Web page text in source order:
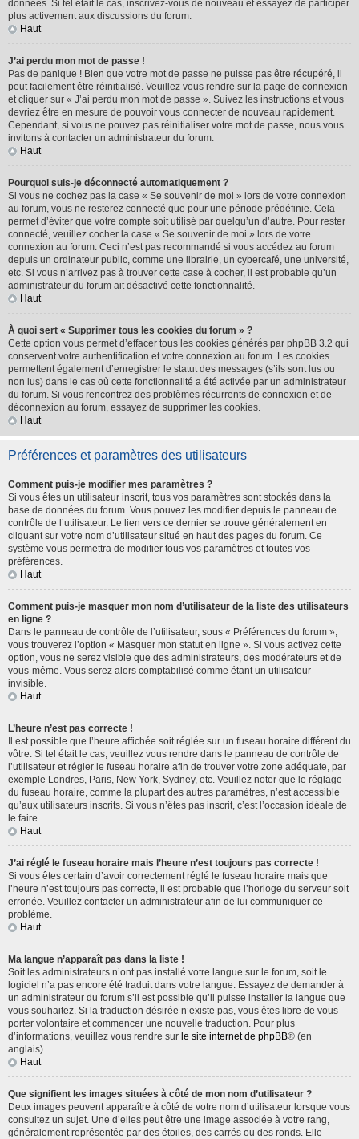
données. Si tel était le cas, inscrivez-vous de nouveau et essayez de participer
plus activement aux discussions du forum.
Haut
J’ai perdu mon mot de passe !
Pas de panique ! Bien que votre mot de passe ne puisse pas être récupéré, il
peut facilement être réinitialisé. Veuillez vous rendre sur la page de connexion
et cliquer sur « J’ai perdu mon mot de passe ». Suivez les instructions et vous
devriez être en mesure de pouvoir vous connecter de nouveau rapidement.
Cependant, si vous ne pouvez pas réinitialiser votre mot de passe, nous vous
invitons à contacter un administrateur du forum.
Haut
Pourquoi suis-je déconnecté automatiquement ?
Si vous ne cochez pas la case « Se souvenir de moi » lors de votre connexion
au forum, vous ne resterez connecté que pour une période prédéfinie. Cela
permet d’éviter que votre compte soit utilisé par quelqu’un d’autre. Pour rester
connecté, veuillez cocher la case « Se souvenir de moi » lors de votre
connexion au forum. Ceci n’est pas recommandé si vous accédez au forum
depuis un ordinateur public, comme une librairie, un cybercafé, une université,
etc. Si vous n’arrivez pas à trouver cette case à cocher, il est probable qu’un
administrateur du forum ait désactivé cette fonctionnalité.
Haut
À quoi sert « Supprimer tous les cookies du forum » ?
Cette option vous permet d’effacer tous les cookies générés par phpBB 3.2 qui
conservent votre authentification et votre connexion au forum. Les cookies
permettent également d’enregistrer le statut des messages (s’ils sont lus ou
non lus) dans le cas où cette fonctionnalité a été activée par un administrateur
du forum. Si vous rencontrez des problèmes récurrents de connexion et de
déconnexion au forum, essayez de supprimer les cookies.
Haut
Préférences et paramètres des utilisateurs
Comment puis-je modifier mes paramètres ?
Si vous êtes un utilisateur inscrit, tous vos paramètres sont stockés dans la
base de données du forum. Vous pouvez les modifier depuis le panneau de
contrôle de l’utilisateur. Le lien vers ce dernier se trouve généralement en
cliquant sur votre nom d’utilisateur situé en haut des pages du forum. Ce
système vous permettra de modifier tous vos paramètres et toutes vos
préférences.
Haut
Comment puis-je masquer mon nom d’utilisateur de la liste des utilisateurs
en ligne ?
Dans le panneau de contrôle de l’utilisateur, sous « Préférences du forum »,
vous trouverez l’option « Masquer mon statut en ligne ». Si vous activez cette
option, vous ne serez visible que des administrateurs, des modérateurs et de
vous-même. Vous serez alors comptabilisé comme étant un utilisateur
invisible.
Haut
L’heure n’est pas correcte !
Il est possible que l’heure affichée soit réglée sur un fuseau horaire différent du
vôtre. Si tel était le cas, veuillez vous rendre dans le panneau de contrôle de
l’utilisateur et régler le fuseau horaire afin de trouver votre zone adéquate, par
exemple Londres, Paris, New York, Sydney, etc. Veuillez noter que le réglage
du fuseau horaire, comme la plupart des autres paramètres, n’est accessible
qu’aux utilisateurs inscrits. Si vous n’êtes pas inscrit, c’est l’occasion idéale de
le faire.
Haut
J’ai réglé le fuseau horaire mais l’heure n’est toujours pas correcte !
Si vous êtes certain d’avoir correctement réglé le fuseau horaire mais que
l’heure n’est toujours pas correcte, il est probable que l’horloge du serveur soit
erronée. Veuillez contacter un administrateur afin de lui communiquer ce
problème.
Haut
Ma langue n’apparaît pas dans la liste !
Soit les administrateurs n’ont pas installé votre langue sur le forum, soit le
logiciel n’a pas encore été traduit dans votre langue. Essayez de demander à
un administrateur du forum s’il est possible qu’il puisse installer la langue que
vous souhaitez. Si la traduction désirée n’existe pas, vous êtes libre de vous
porter volontaire et commencer une nouvelle traduction. Pour plus
d’informations, veuillez vous rendre sur le site internet de phpBB® (en
anglais).
Haut
Que signifient les images situées à côté de mon nom d’utilisateur ?
Deux images peuvent apparaître à côté de votre nom d’utilisateur lorsque vous
consultez un sujet. Une d’elles peut être une image associée à votre rang,
généralement représentée par des étoiles, des carrés ou des ronds. Elle